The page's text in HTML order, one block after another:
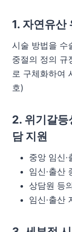
1. 자연유산
시술 방법을 수
중절의 정의 규
로 구체화하여
호)
2. 위기갈등
담 지원
중앙 임신
임신·출산
상담원 등
임신·출산